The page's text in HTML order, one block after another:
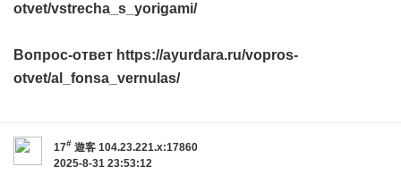
otvet/vstrecha_s_yorigami/
Вопрос-ответ https://ayurdara.ru/vopros-
otvet/al_fonsa_vernulas/
17# 遊客 104.23.221.x:17860
2025-8-31 23:53:12